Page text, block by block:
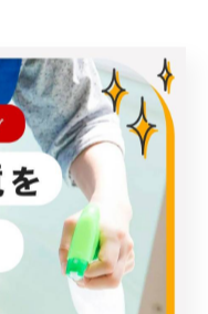
次のページ >
Categories